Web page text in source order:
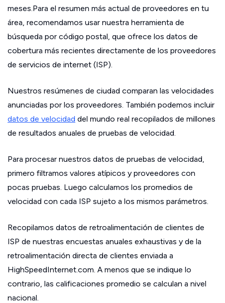
meses.Para el resumen más actual de proveedores en tu
área, recomendamos usar nuestra herramienta de
búsqueda por código postal, que ofrece los datos de
cobertura más recientes directamente de los proveedores
de servicios de internet (ISP).
Nuestros resúmenes de ciudad comparan las velocidades
anunciadas por los proveedores. También podemos incluir
datos de velocidad del mundo real recopilados de millones
de resultados anuales de pruebas de velocidad.
Para procesar nuestros datos de pruebas de velocidad,
primero filtramos valores atípicos y proveedores con
pocas pruebas. Luego calculamos los promedios de
velocidad con cada ISP sujeto a los mismos parámetros.
Recopilamos datos de retroalimentación de clientes de
ISP de nuestras encuestas anuales exhaustivas y de la
retroalimentación directa de clientes enviada a
HighSpeedInternet.com. A menos que se indique lo
contrario, las calificaciones promedio se calculan a nivel
nacional.